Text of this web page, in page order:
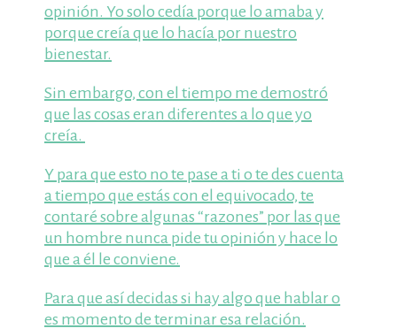
opinión. Yo solo cedía porque lo amaba y
porque creía que lo hacía por nuestro
bienestar.
Sin embargo, con el tiempo me demostró
que las cosas eran diferentes a lo que yo
creía.
Y para que esto no te pase a ti o te des cuenta
a tiempo que estás con el equivocado, te
contaré sobre algunas “razones” por las que
un hombre nunca pide tu opinión y hace lo
que a él le conviene.
Para que así decidas si hay algo que hablar o
es momento de terminar esa relación.